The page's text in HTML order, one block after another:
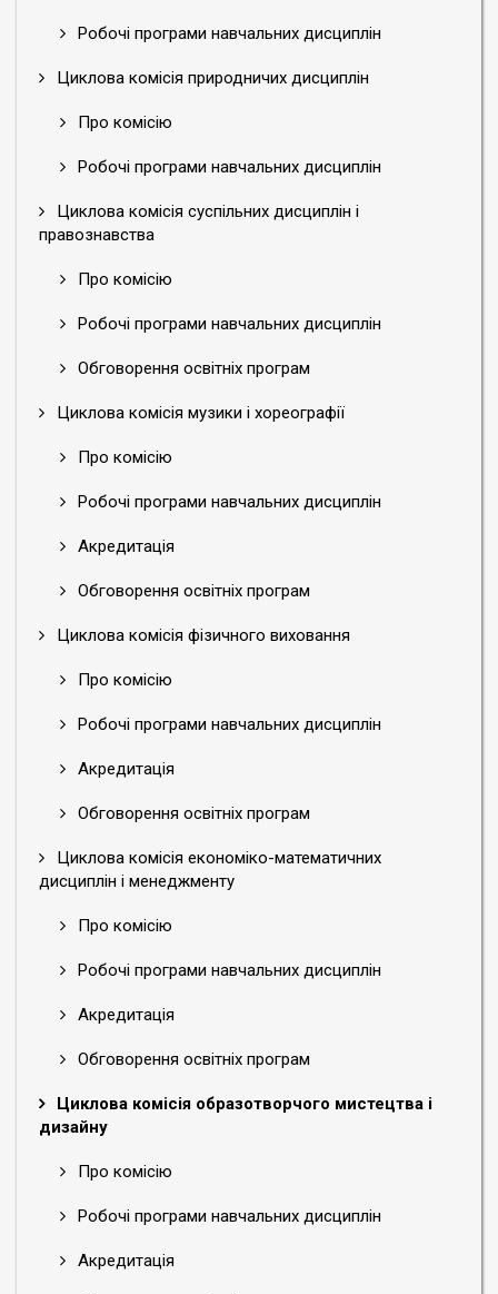
Робочі програми навчальних дисциплін
Циклова комісія природничих дисциплін
Про комісію
Робочі програми навчальних дисциплін
Циклова комісія суспільних дисциплін і
правознавства
Про комісію
Робочі програми навчальних дисциплін
Обговорення освітніх програм
Циклова комісія музики і хореографії
Про комісію
Робочі програми навчальних дисциплін
Акредитація
Обговорення освітніх програм
Циклова комісія фізичного виховання
Про комісію
Робочі програми навчальних дисциплін
Акредитація
Обговорення освітніх програм
Циклова комісія економіко-математичних
дисциплін і менеджменту
Про комісію
Робочі програми навчальних дисциплін
Акредитація
Обговорення освітніх програм
Циклова комісія образотворчого мистецтва і
дизайну
Про комісію
Робочі програми навчальних дисциплін
Акредитація